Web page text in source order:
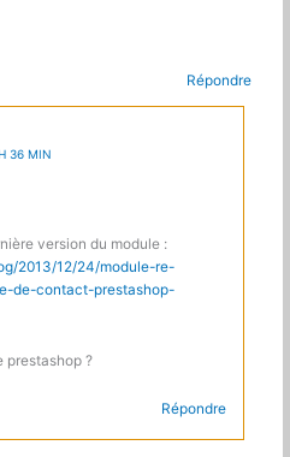
Répondre
36 MIN
version du module :
2013/12/24/module-re-
de-contact-prestashop-
prestashop ?
Répondre